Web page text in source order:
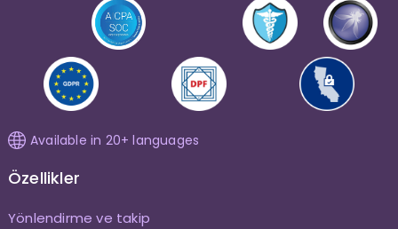
Available in 20+ languages
Özellikler
Yönlendirme ve takip